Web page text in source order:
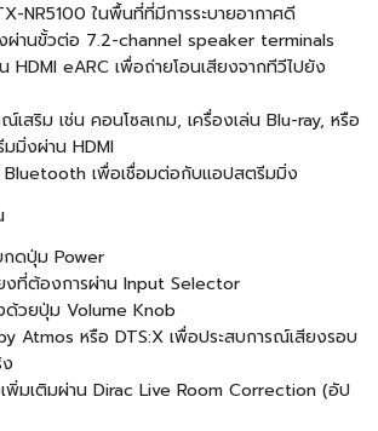
NR5100 ในพื้นที่ที่มีการระบายอากาศดี
ผ่านขั้วต่อ 7.2-channel speaker terminals
HDMI eARC เพื่อถ่ายโอนเสียงจากทีวีไปยัง
เสริม เช่น คอนโซลเกม, เครื่องเล่น Blu-ray, หรือ
มมิ่งผ่าน HDMI
Bluetooth เพื่อเชื่อมต่อกับแอปสตรีมมิ่ง
กดปุ่ม Power
งที่ต้องการผ่าน Input Selector
ด้วยปุ่ม Volume Knob
Atmos หรือ DTS:X เพื่อประสบการณ์เสียงรอบ
พิ่มเติมผ่าน Dirac Live Room Correction (อัป